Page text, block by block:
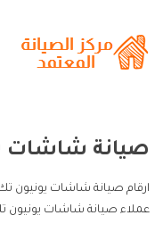
صيانة شاشات
ارقام صيانة شاشات يونيون
عملاء صيانة شاشات يونيون